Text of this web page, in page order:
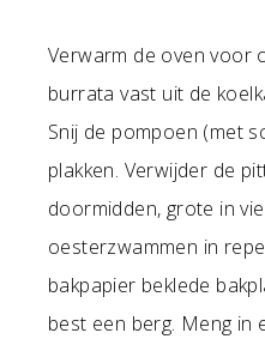
Verwarm de oven voor
burrata vast uit de
Snij de pompoen (met
plakken. Verwijder de
doormidden, grote in
oesterzwammen in
bakpapier beklede
best een berg. Meng in